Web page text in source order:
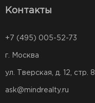
Контакты
+7 (495) 005-52-73
г. Москва
ул. Тверская, д. 12, стр. 8
ask@mindrealty.ru